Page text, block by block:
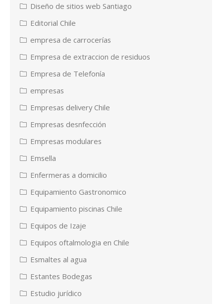
Diseño de sitios web Santiago
Editorial Chile
empresa de carrocerías
Empresa de extraccion de residuos
Empresa de Telefonía
empresas
Empresas delivery Chile
Empresas desnfección
Empresas modulares
Emsella
Enfermeras a domicilio
Equipamiento Gastronomico
Equipamiento piscinas Chile
Equipos de Izaje
Equipos oftalmologia en Chile
Esmaltes al agua
Estantes Bodegas
Estudio jurídico